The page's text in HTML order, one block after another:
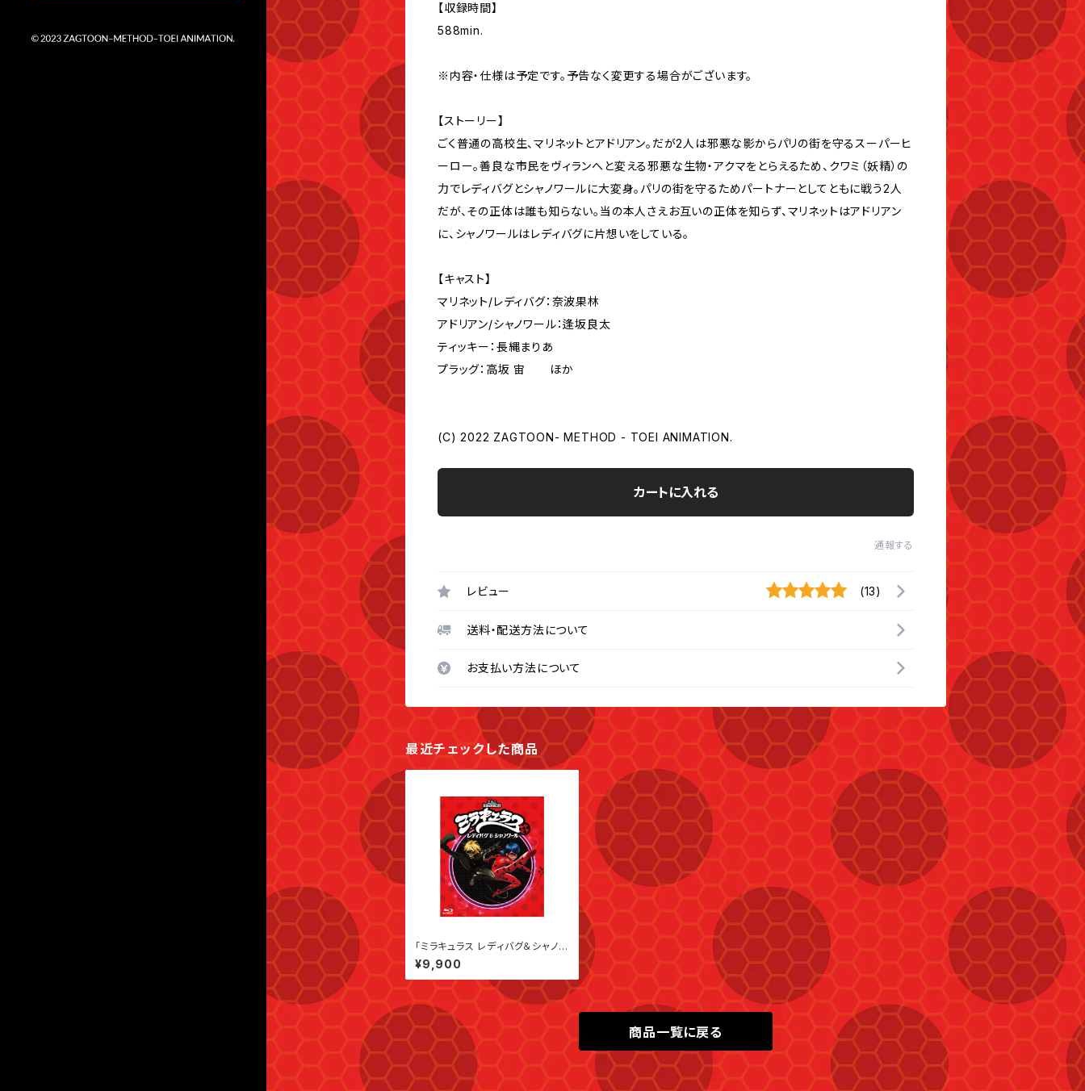
【収録時間】
588min.
※内容・仕様は予定です。予告なく変更する場合がございます。
【ストーリー】
ごく普通の高校生、マリネットとアドリアン。だが2人は邪悪な影からパリの街を守るスーパーヒ
ーロー。善良な市民をヴィランへと変える邪悪な生物・アクマをとらえるため、クワミ（妖精）の
力でレディバグとシャノワールに大変身。パリの街を守るためパートナーとしてともに戦う2人
だが、その正体は誰も知らない。当の本人さえお互いの正体を知らず、マリネットはアドリアン
に、シャノワールはレディバグに片想いをしている。
【キャスト】
マリネット/レディバグ：奈波果林
アドリアン/シャノワール：逢坂良太
ティッキー：長縄まりあ
プラッグ：高坂 宙 ほか
(C) 2022 ZAGTOON- METHOD - TOEI ANIMATION.
カートに入れる
通報する
レビュー (13)
送料・配送方法について
お支払い方法について
最近チェックした商品
「ミラキュラス レディバグ＆シャノワ
ール」全話いっき見ブルーレイ シ
ーズン2
¥9,900
商品一覧に戻る